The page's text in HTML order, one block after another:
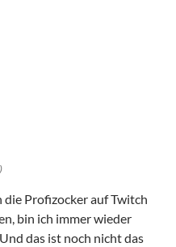
Profizocker auf Twitch
bin ich immer wieder
das ist noch nicht das